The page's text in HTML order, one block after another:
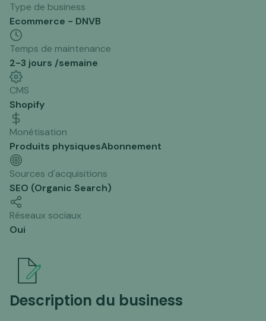
Type de business
Ecommerce - DNVB
Temps de maintenance
2-3 jours /semaine
CMS
Shopify
Monétisation
Produits physiquesAbonnement
Sources d'acquisitions
SEO (Organic Search)
Réseaux sociaux
Oui
Description du business